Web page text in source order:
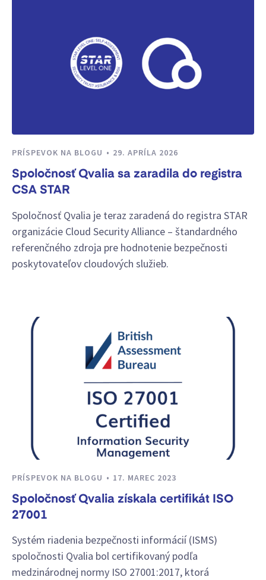
PRÍSPEVOK NA BLOGU 29. APRÍLA 2026
Spoločnosť Qvalia sa zaradila do registra
CSA STAR
Spoločnosť Qvalia je teraz zaradená do registra STAR
organizácie Cloud Security Alliance – štandardného
referenčného zdroja pre hodnotenie bezpečnosti
poskytovateľov cloudových služieb.
PRÍSPEVOK NA BLOGU 17. MAREC 2023
Spoločnosť Qvalia získala certifikát ISO
27001
Systém riadenia bezpečnosti informácií (ISMS)
spoločnosti Qvalia bol certifikovaný podľa
medzinárodnej normy ISO 27001:2017, ktorá